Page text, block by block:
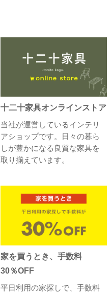
十二十家具オンラインストア
当社が運営しているインテリ
アショップです。日々の暮ら
しが豊かになる良質な家具を
取り揃えています。
家を買うとき、手数料
30％OFF
平日利用の家探しで、手数料